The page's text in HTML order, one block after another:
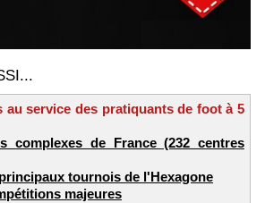
complexes de France (232 centres
tournois de l'Hexagone
majeures